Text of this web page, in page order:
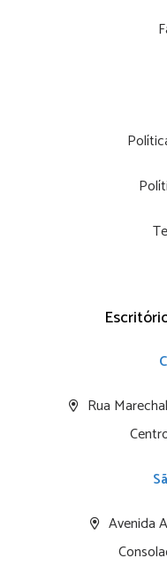
Rua
Avenida